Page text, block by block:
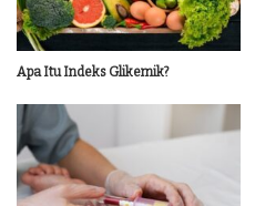
Apa Itu Indeks Glikemik?